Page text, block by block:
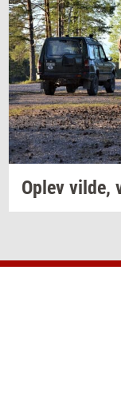
Oplev vilde,